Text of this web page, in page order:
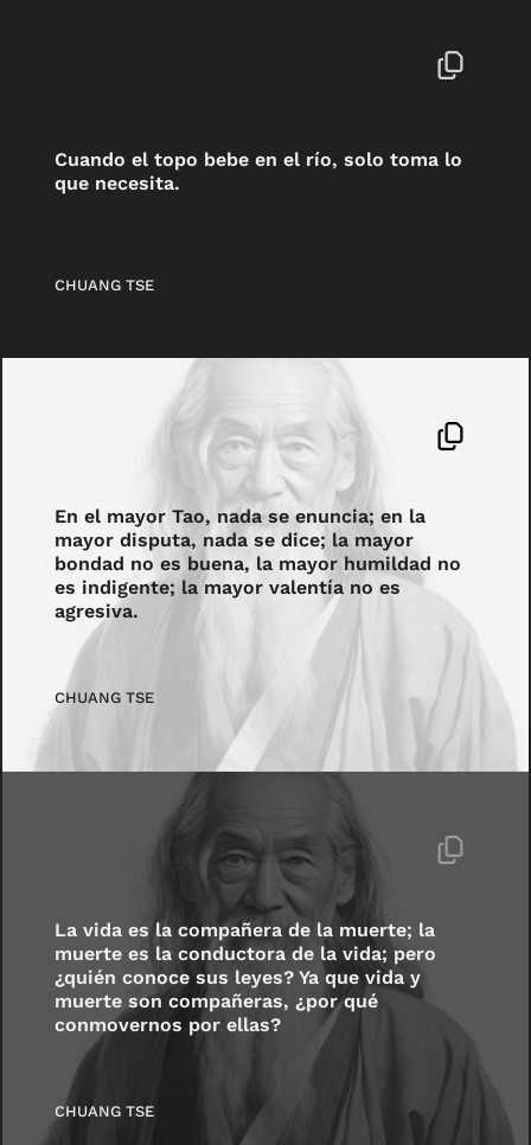
Cuando el topo bebe en el río, solo toma lo
que necesita.
CHUANG TSE
En el mayor Tao, nada se enuncia; en la
mayor disputa, nada se dice; la mayor
bondad no es buena, la mayor humildad no
es indigente; la mayor valentía no es
agresiva.
CHUANG TSE
La vida es la compañera de la muerte; la
muerte es la conductora de la vida; pero
¿quién conoce sus leyes? Ya que vida y
muerte son compañeras, ¿por qué
conmovernos por ellas?
CHUANG TSE